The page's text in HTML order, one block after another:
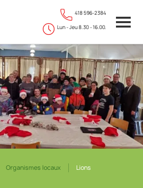
418 596-2384
Lun - Jeu 8.30 - 16.00.
Organismes locaux Lions